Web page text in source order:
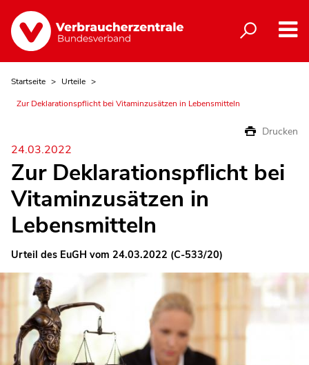
Startseite
Urteile
Zur Deklarationspflicht bei Vitaminzusätzen in Lebensmitteln
Drucken
24.03.2022
Zur Deklarationspflicht bei
Vitaminzusätzen in
Lebensmitteln
Urteil des EuGH vom 24.03.2022 (C-533/20)